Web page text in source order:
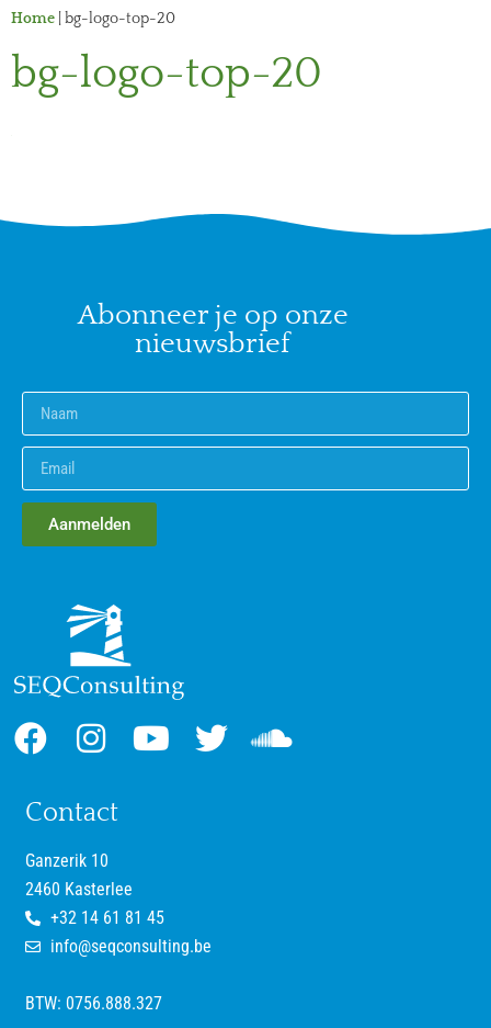
Home bg-logo-top-20
bg-logo-top-20
Abonneer je op onze
nieuwsbrief
Aanmelden
Contact
Ganzerik 10
2460 Kasterlee
+32 14 61 81 45
info@seqconsulting.be
BTW: 0756.888.327